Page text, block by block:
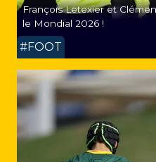
François Letexier et
le Mondial 2026 !
#FOOT